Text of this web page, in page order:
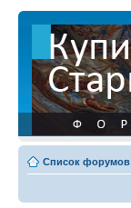
Список форумов